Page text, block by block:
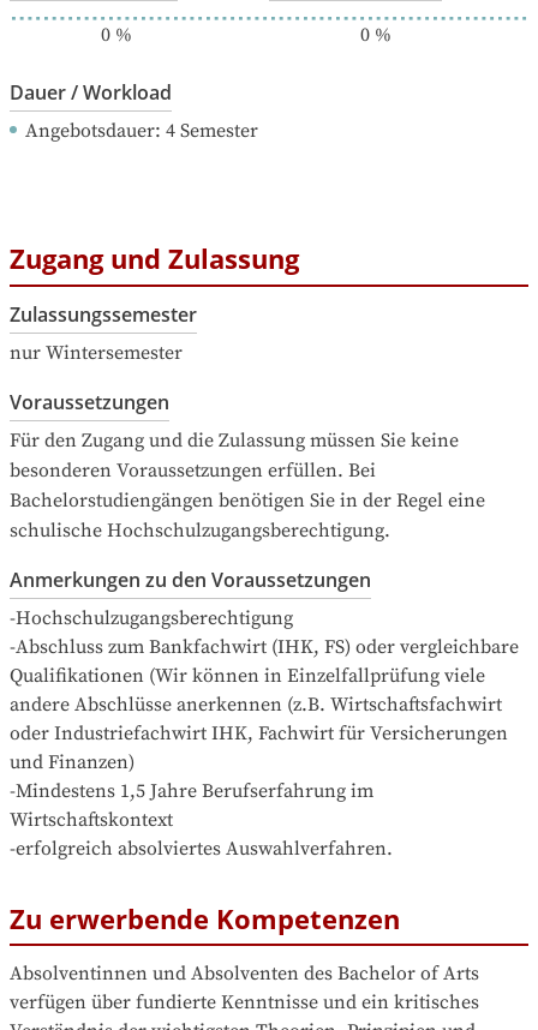
0% 0%
Dauer / Workload
Angebotsdauer: 4 Semester
Zugang und Zulassung
Zulassungssemester
nur Wintersemester
Voraussetzungen
Für den Zugang und die Zulassung müssen Sie keine
besonderen Voraussetzungen erfüllen. Bei
Bachelorstudiengängen benötigen Sie in der Regel eine
schulische Hochschulzugangsberechtigung.
Anmerkungen zu den Voraussetzungen
-Hochschulzugangsberechtigung
-Abschluss zum Bankfachwirt (IHK, FS) oder vergleichbare
Qualifikationen (Wir können in Einzelfallprüfung viele
andere Abschlüsse anerkennen (z.B. Wirtschaftsfachwirt
oder Industriefachwirt IHK, Fachwirt für Versicherungen
und Finanzen)
-Mindestens 1,5 Jahre Berufserfahrung im
Wirtschaftskontext
-erfolgreich absolviertes Auswahlverfahren.
Zu erwerbende Kompetenzen
Absolventinnen und Absolventen des Bachelor of Arts
verfügen über fundierte Kenntnisse und ein kritisches